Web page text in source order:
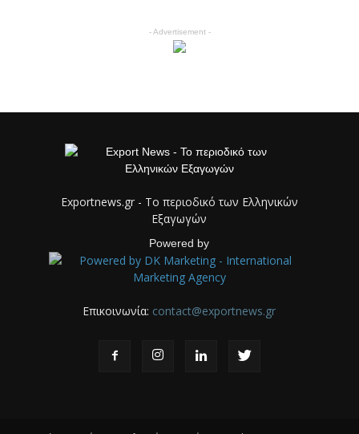
- Advertisement -
Exportnews.gr - Το περιοδικό των Ελληνικών
Εξαγωγών
Powered by
Επικοινωνία: contact@exportnews.gr